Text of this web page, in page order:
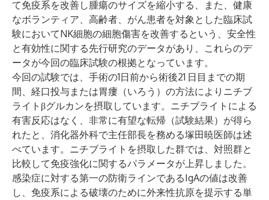
て免疫系を改善し腫瘍のサイズを縮小する、また、健康
なボランティア、高齢者、がん患者を対象とした臨床試
験においてNK細胞の細胞傷害を改善するという、安全性
と有効性に関する先行研究のデータがあり、これらのデ
ータが今回の臨床試験の根拠となっています。
今回の試験では、手術の1日前から術後21 日目までの期
間、経口投与または胃瘻（いろう）の方法によりニチブ
ライトβグルカンを摂取しています。ニチブライトによる
有害反応はなく、非常に有望な転帰（試験結果）が得ら
れたと、消化器外科で主任部長を務める塚田暁医師は述
べています。ニチブライトを摂取した群では、対照群と
比較して免疫強化に関するパラメータが上昇しました。
感染症に対する第一の防衛ラインであるIgAの値は改善
し、免疫系による破壊のために外来性抗原を提示する単